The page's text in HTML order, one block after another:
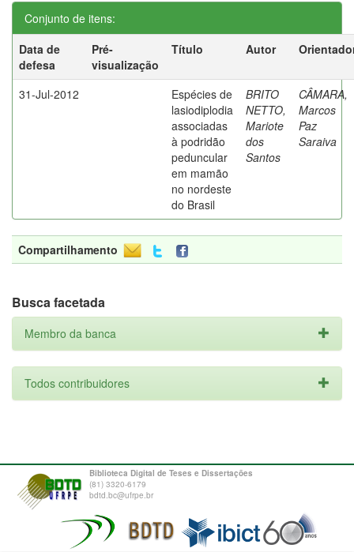
Conjunto de itens:
Data de
defesa
Pré-
visualização
Título Autor
31-Jul-2012
Espécies de
lasiodiplodia
associadas
à podridão
peduncular
em mamão
no nordeste
do Brasil
BRITO
NETTO,
Mariote
dos
Santos
CÂMARA,
Marcos
Paz
Saraiva
Compartilhamento
Busca facetada
Membro da banca
Todos contribuidores
Biblioteca Digital de Teses e Dissertações
(81) 3320-6179
bdtd.bc@ufrpe.br